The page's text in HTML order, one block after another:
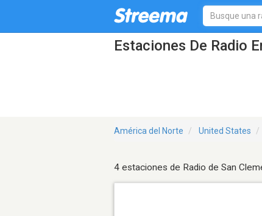
Estaciones De Radio
América del Norte United States
4 estaciones de Radio de San